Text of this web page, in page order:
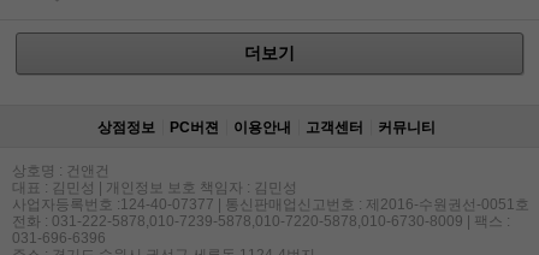
더보기
상점정보 PC버젼 이용안내 고객센터 커뮤니티
상호명 : 건앤건
대표 : 김민성 | 개인정보 보호 책임자 : 김민성
사업자등록번호 :124-40-07377 | 통신판매업신고번호 : 제2016-수원권선-0051호
전화 : 031-222-5878,010-7239-5878,010-7220-5878,010-6730-8009 | 팩스 :
031-696-6396